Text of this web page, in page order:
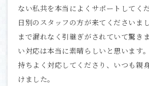
ない私共を本当によくサポートしてく
日別のスタッフの方が来てくださいま
まで漏れなく引継ぎがされていて驚き
い対応は本当に素晴らしいと思います
持ちよく対応してくださり、いつも親
けました。